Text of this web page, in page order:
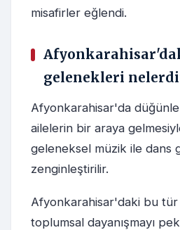
misafirler eğlendi.
gelenekleri
Afyonkarahisar'da
ailelerin bir araya
geleneksel müzik ile dans
zenginleştirilir.
Afyonkarahisar'daki bu tür
toplumsal dayanışmayı